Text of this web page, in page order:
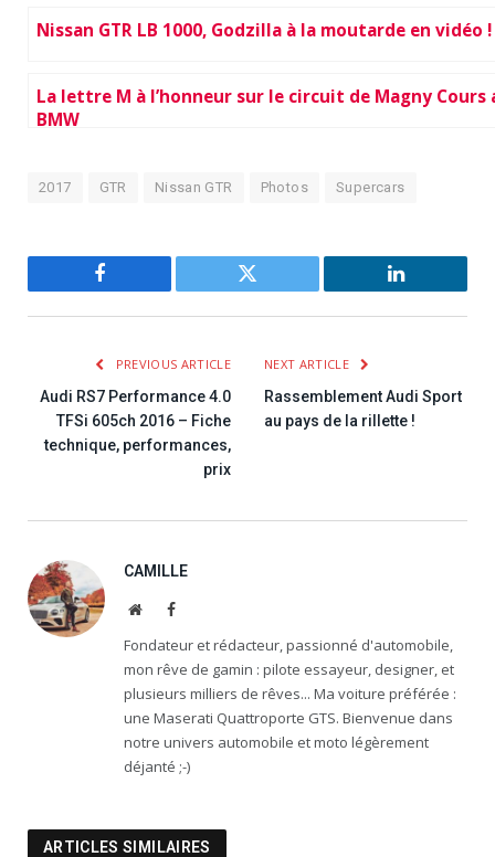
Nissan GTR LB 1000, Godzilla à la moutarde en vidéo !
La lettre M à l’honneur sur le circuit de Magny Cours
BMW
2017 GTR Nissan GTR Photos Supercars
Facebook Twitter LinkedIn
PREVIOUS ARTICLE
Audi RS7 Performance 4.0
TFSi 605ch 2016 – Fiche
technique, performances,
prix
NEXT ARTICLE
Rassemblement Audi Sport
au pays de la rillette !
CAMILLE
WebsiteFacebook
Fondateur et rédacteur, passionné d'automobile,
mon rêve de gamin : pilote essayeur, designer, et
plusieurs milliers de rêves... Ma voiture préférée :
une Maserati Quattroporte GTS. Bienvenue dans
notre univers automobile et moto légèrement
déjanté ;-)
ARTICLES SIMILAIRES